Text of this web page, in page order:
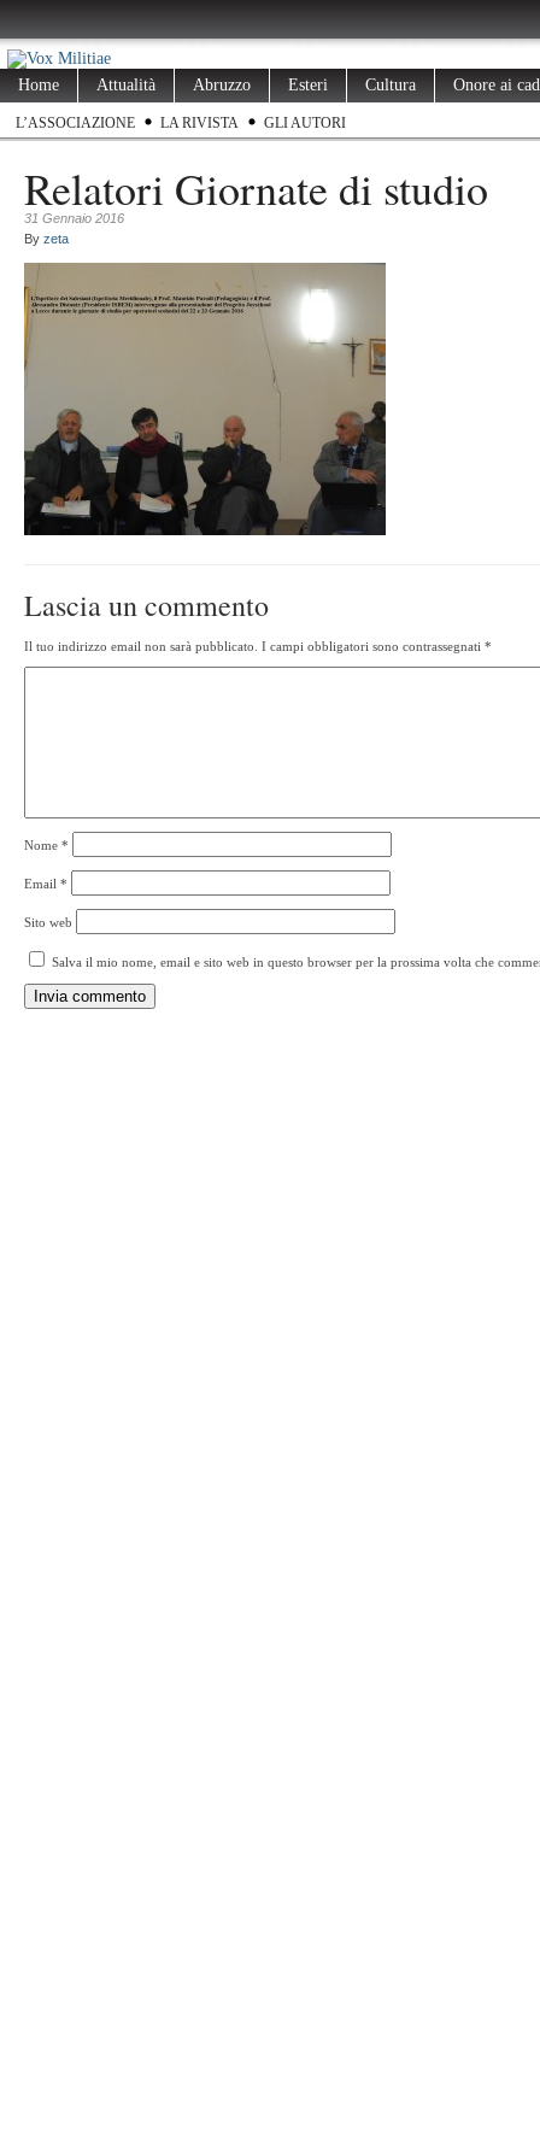
Home Attualità Abruzzo Esteri Cultura Onore ai
L’ASSOCIAZIONE LA RIVISTA GLI AUTORI
Relatori Giornate di studio
31 Gennaio 2016
By zeta
Lascia un commento
Il tuo indirizzo email non sarà pubblicato. I campi obbligatori sono contrassegnati *
Nome *
Email *
Sito web
Salva il mio nome, email e sito web in questo browser per la prossima volta che